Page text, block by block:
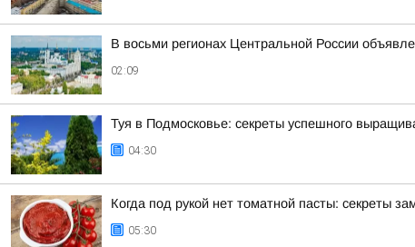
В восьми регионах Центральной России
02:09
Туя в Подмосковье: секреты успешного
04:30
Когда под рукой нет томатной пасты: секреты
05:30